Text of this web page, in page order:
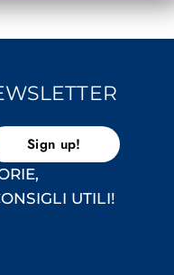
Sign up!
UTILI!